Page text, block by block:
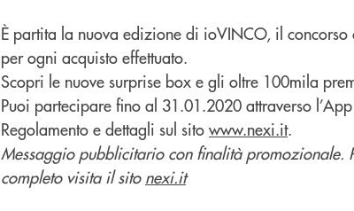
È partita la nuova edizione di ioVINCO, il
per ogni acquisto effettuato.
Scopri le nuove surprise box e gli oltre 100mila
Puoi partecipare fino al 31.01.2020 attraverso
Regolamento e dettagli sul sito www.nexi.it.
Messaggio pubblicitario con finalità promozionale.
completo visita il sito nexi.it